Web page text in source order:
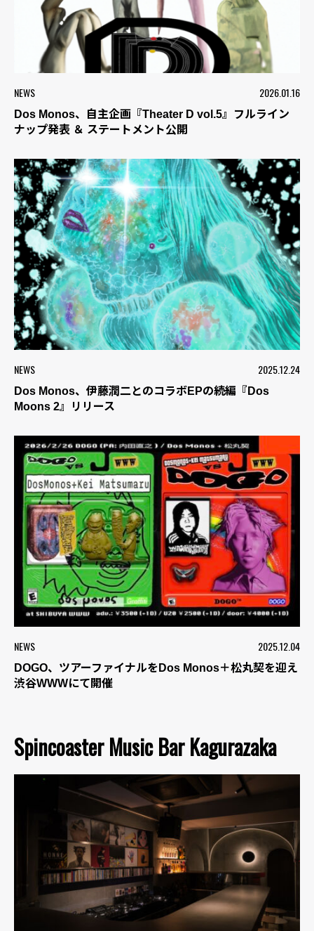
NEWS 2026.01.16
Dos Monos、自主企画『Theater D vol.5』フルライン
ナップ発表 ＆ ステートメント公開
NEWS 2025.12.24
Dos Monos、伊藤潤二とのコラボEPの続編『Dos
Moons 2』リリース
NEWS 2025.12.04
DOGO、ツアーファイナルをDos Monos＋松丸契を迎え
渋谷WWWにて開催
Spincoaster Music Bar Kagurazaka